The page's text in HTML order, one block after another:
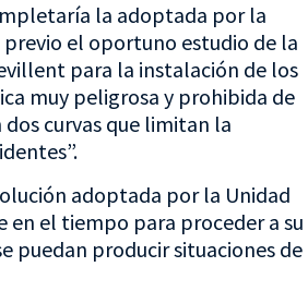
la adoptada por la
previo el oportuno estudio de la
para la instalación de los
muy peligrosa y prohibida de
curvas que limitan la
adoptada por la Unidad
en el tiempo para proceder a su
puedan producir situaciones de